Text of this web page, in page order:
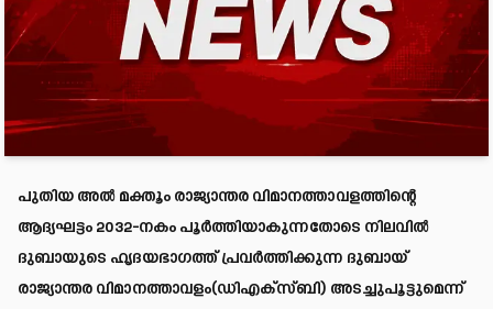
പുതിയ അൽ മക്തൂം രാജ്യാന്തര വിമാനത്താവളത്തിന്റെ
ആദ്യഘട്ടം 2032-നകം പൂർത്തിയാകുന്നതോടെ നിലവിൽ
ദുബായുടെ ഹൃദയഭാഗത്ത് പ്രവർത്തിക്കുന്ന ദുബായ്
രാജ്യാന്തര വിമാനത്താവളം(ഡിഎക്സ്ബി) അടച്ചുപൂട്ടുമെന്ന്